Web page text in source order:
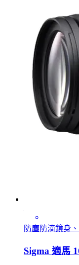
防塵防滴鏡身
Sigma 適馬